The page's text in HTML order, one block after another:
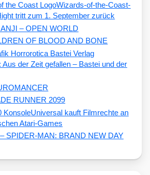
Wizards-of-the-Coast-
tritt zum 1. September zurück
– OPEN WORLD
OF BLOOD AND BONE
Aus der Zeit gefallen – Bastei und der
RUNNER 2099
Universal kauft Filmrechte an
Atari-Games
– SPIDER-MAN: BRAND NEW DAY